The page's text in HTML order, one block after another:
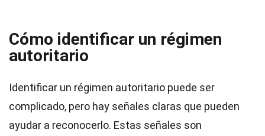
Cómo identificar un régimen
autoritario
Identificar un régimen autoritario puede ser
complicado, pero hay señales claras que pueden
ayudar a reconocerlo. Estas señales son